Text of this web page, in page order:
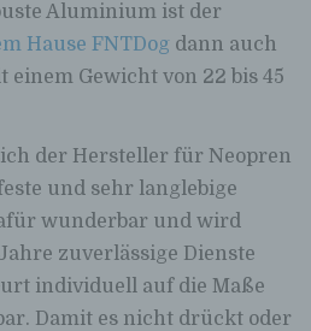
Aluminium ist der
Hause FNTDog dann auch
Gewicht von 22 bis 45
der Hersteller für Neopren
und sehr langlebige
wunderbar und wird
zuverlässige Dienste
individuell auf die Maße
Damit es nicht drückt oder